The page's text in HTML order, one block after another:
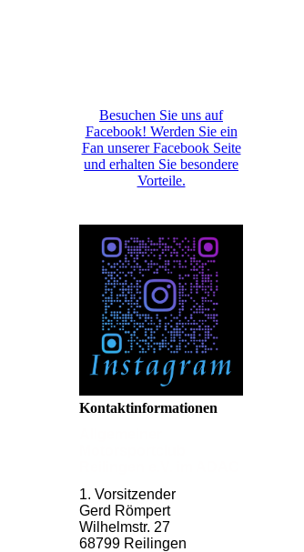
Besuchen Sie uns auf
Facebook! Werden Sie ein
Fan unserer Facebook Seite
und erhalten Sie besondere
Vorteile.
Kontaktinformationen
1. Vorsitzender
Gerd Römpert
Wilhelmstr. 27
68799 Reilingen